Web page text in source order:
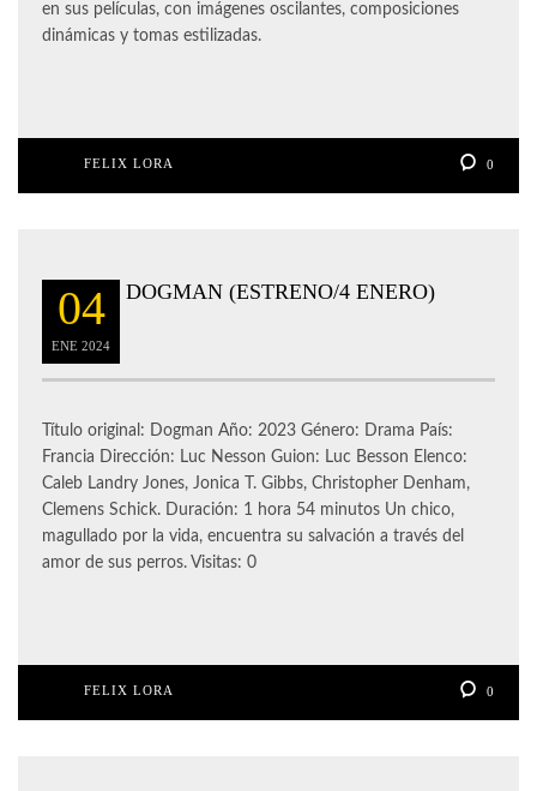
en sus películas, con imágenes oscilantes, composiciones
dinámicas y tomas estilizadas.
FELIX LORA 0
04
ENE 2024
DOGMAN (ESTRENO/4 ENERO)
Título original: Dogman Año: 2023 Género: Drama País:
Francia Dirección: Luc Nesson Guion: Luc Besson Elenco:
Caleb Landry Jones, Jonica T. Gibbs, Christopher Denham,
Clemens Schick. Duración: 1 hora 54 minutos Un chico,
magullado por la vida, encuentra su salvación a través del
amor de sus perros. Visitas: 0
FELIX LORA 0